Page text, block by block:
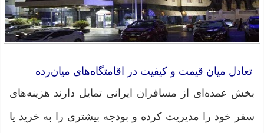
تعادل میان قیمت و کیفیت در اقامتگاه‌های میان‌رده
بخش عمده‌ای از مسافران ایرانی تمایل دارند هزینه‌های
سفر خود را مدیریت کرده و بودجه بیشتری را به خرید یا